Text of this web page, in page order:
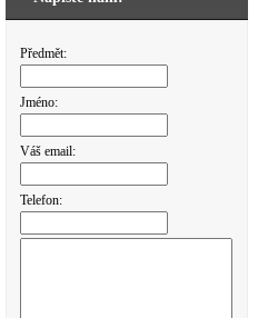
Předmět:
Jméno:
Váš email:
Telefon: